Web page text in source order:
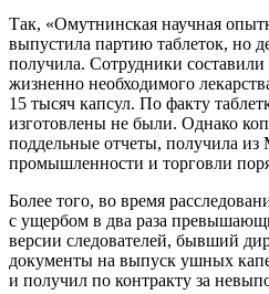
Так, «Омутнинская научная
выпустила партию таблеток, но
получила. Сотрудники составили
жизненно необходимого
15 тысяч капсул. По факту
изготовлены не были. Однако
поддельные отчеты, получила из
промышленности и торговли
Более того, во время
с ущербом в два раза
версии следователей, бывший
документы на выпуск ушных
и получил по контракту за